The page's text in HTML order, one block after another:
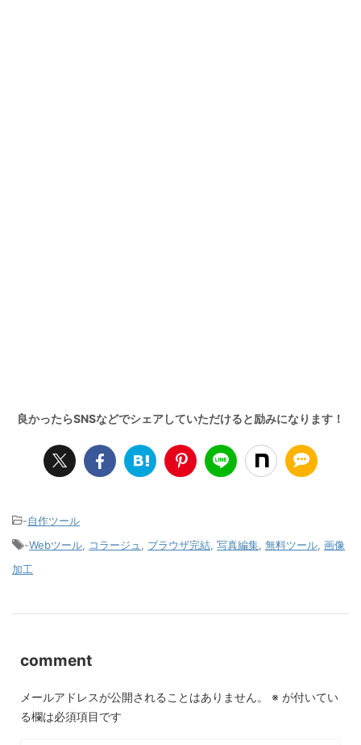
-自作ツール
-Webツール, コラージュ, ブラウザ完結, 写真編集, 無料ツール, 画像
加工
comment
メールアドレスが公開されることはありません。 ※ が付いてい
る欄は必須項目です